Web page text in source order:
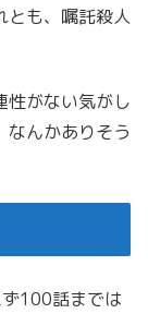
とも、嘱託殺人
性がない気がし
なんかありそう
100話までは